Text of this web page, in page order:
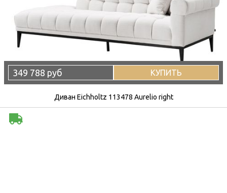
349 788 руб КУПИТЬ
Диван Eichholtz 113478 Aurelio right